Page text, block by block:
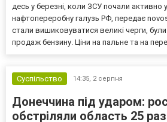
десь у березні, коли ЗСУ почали активно
нафтопереробну галузь РФ, передає
стали вишиковуватися великі черги,
продаж бензину. Ціни на пальне та на
Суспільство 14:35, 2 серпня
Донеччина під ударом:
обстріляли область 25